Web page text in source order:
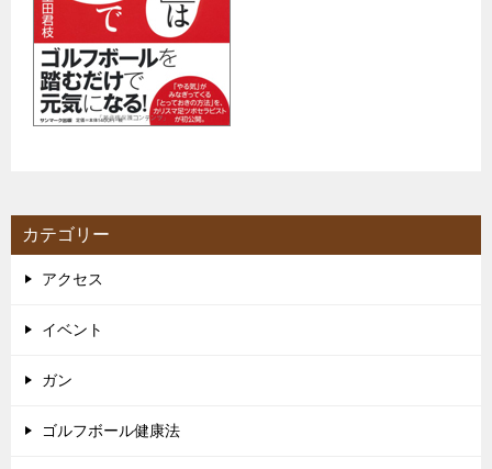
カテゴリー
アクセス
イベント
ガン
ゴルフボール健康法